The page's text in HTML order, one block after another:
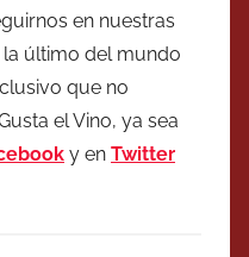
en nuestras
la último del mundo
que no
el Vino, ya sea
y en Twitter